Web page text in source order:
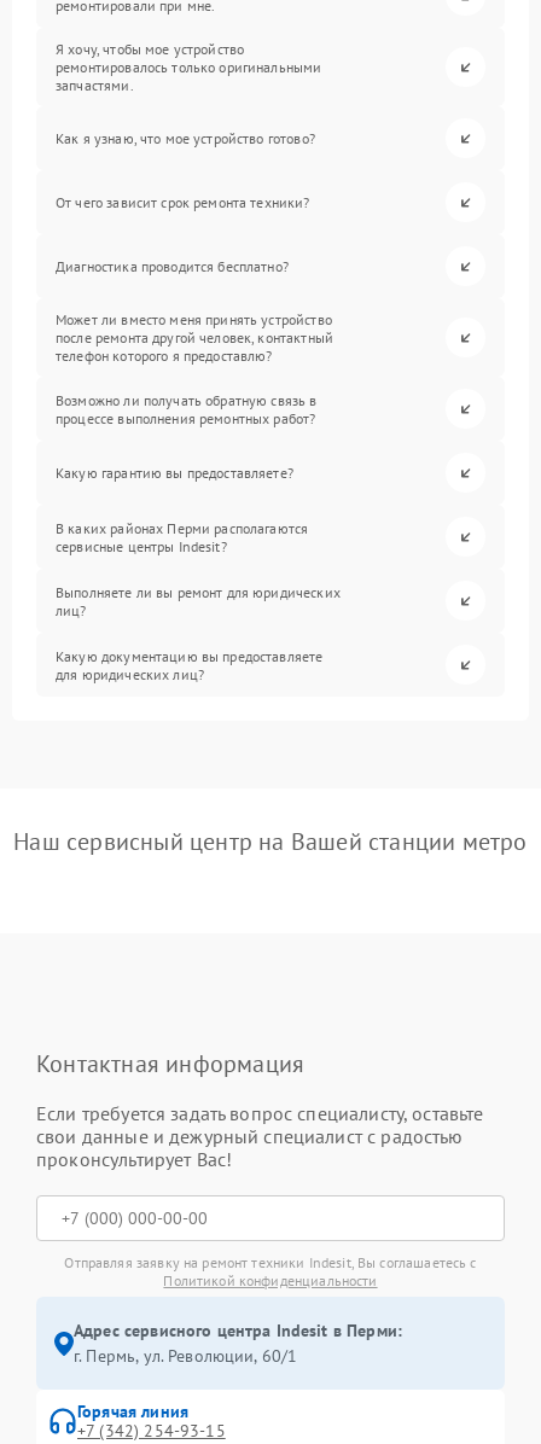
ремонтировали при мне.
Я хочу, чтобы мое устройство
ремонтировалось только оригинальными
запчастями.
Как я узнаю, что мое устройство готово?
От чего зависит срок ремонта техники?
Диагностика проводится бесплатно?
Может ли вместо меня принять устройство
после ремонта другой человек, контактный
телефон которого я предоставлю?
Возможно ли получать обратную связь в
процессе выполнения ремонтных работ?
Какую гарантию вы предоставляете?
В каких районах Перми располагаются
сервисные центры Indesit?
Выполняете ли вы ремонт для юридических
лиц?
Какую документацию вы предоставляете
для юридических лиц?
Наш сервисный центр на Вашей станции метро
Контактная информация
Если требуется задать вопрос специалисту, оставьте
свои данные и дежурный специалист с радостью
проконсультирует Вас!
Отправляя заявку на ремонт техники Indesit, Вы соглашаетесь с
Политикой конфиденциальности
Адрес сервисного центра Indesit в Перми:
г. Пермь, ул. ​Революции, 60/1
Горячая линия
+7 (342) 254-93-15